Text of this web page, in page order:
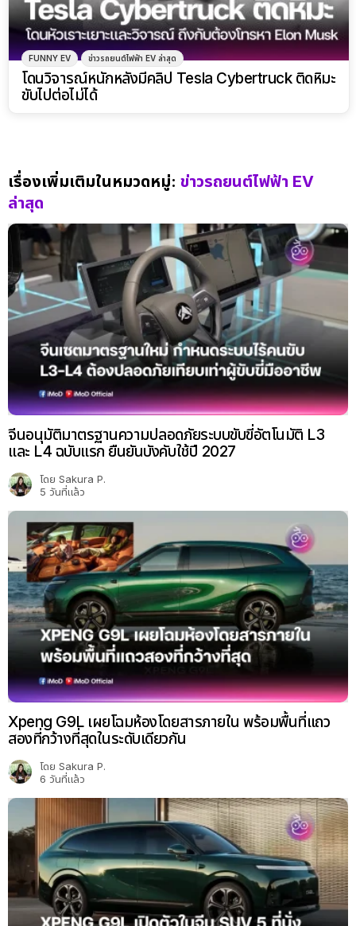
FUNNY EV ข่าวรถยนต์ไฟฟ้า EV ล่าสุด
โดนวิจารณ์หนักหลังมีคลิป Tesla Cybertruck ติดหิมะ
ขับไปต่อไม่ได้
เรื่องเพิ่มเติมในหมวดหมู่: ข่าวรถยนต์ไฟฟ้า EV
ล่าสุด
จีนอนุมัติมาตรฐานความปลอดภัยระบบขับขี่อัตโนมัติ L3
และ L4 ฉบับแรก ยืนยันบังคับใช้ปี 2027
โดย Sakura P.
5 วันที่แล้ว
Xpeng G9L เผยโฉมห้องโดยสารภายใน พร้อมพื้นที่แถว
สองที่กว้างที่สุดในระดับเดียวกัน
โดย Sakura P.
6 วันที่แล้ว